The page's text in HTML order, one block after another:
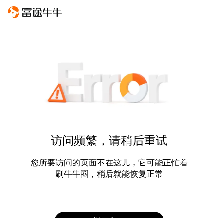
访问频繁，请稍后重试
您所要访问的页面不在这儿，它可能正忙着
刷牛牛圈，稍后就能恢复正常